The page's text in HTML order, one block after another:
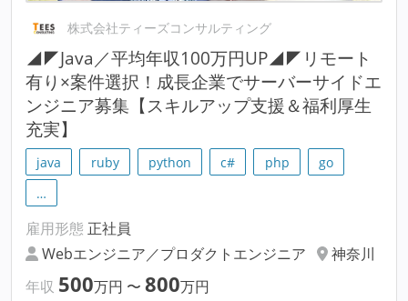
株式会社ティーズコンサルティング
◢◤Java／平均年収100万円UP◢◤リモート
有り×案件選択！成長企業でサーバーサイドエ
ンジニア募集【スキルアップ支援＆福利厚生
充実】
java ruby python c# php
go
…
雇用形態 正社員
Webエンジニア／プロダクトエンジニア
神奈川
年収 500万円 〜 800万円